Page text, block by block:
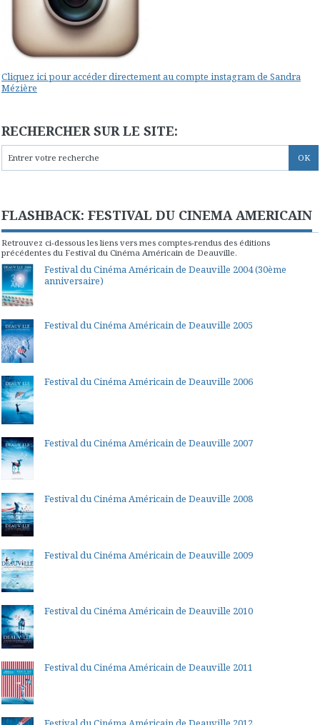
Cliquez ici pour accéder directement au compte instagram de Sandra
Mézière
RECHERCHER SUR LE SITE:
FLASHBACK: FESTIVAL DU CINEMA AMERICAIN
Retrouvez ci-dessous les liens vers mes comptes-rendus des éditions
précédentes du Festival du Cinéma Américain de Deauville.
Festival du Cinéma Américain de Deauville 2004 (30ème
anniversaire)
Festival du Cinéma Américain de Deauville 2005
Festival du Cinéma Américain de Deauville 2006
Festival du Cinéma Américain de Deauville 2007
Festival du Cinéma Américain de Deauville 2008
Festival du Cinéma Américain de Deauville 2009
Festival du Cinéma Américain de Deauville 2010
Festival du Cinéma Américain de Deauville 2011